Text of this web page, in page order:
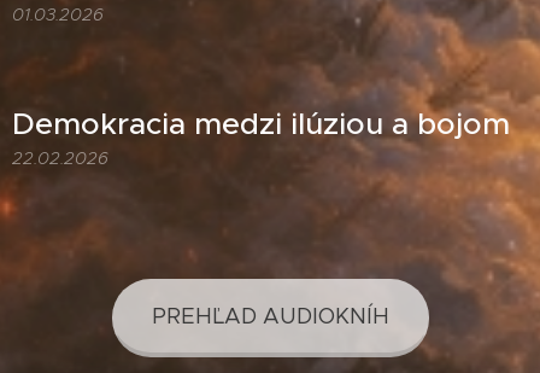
01.03.2026
Demokracia medzi ilúziou a bojom
22.02.2026
PREHĽAD AUDIOKNÍH